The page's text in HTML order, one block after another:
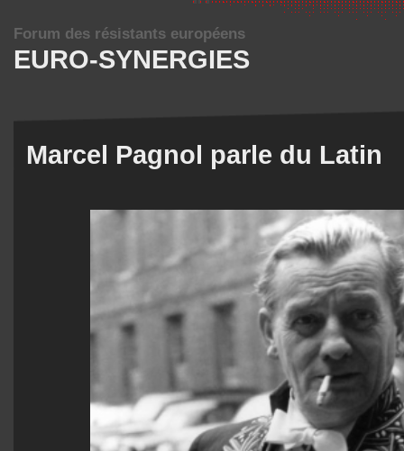
EURO-SYNERGIES
Forum des résistants européens
Marcel Pagnol parle du Latin